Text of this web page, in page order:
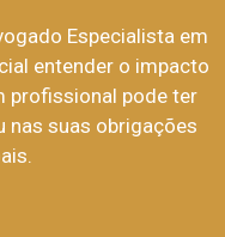
Especialista em
entender o impacto
profissional pode ter
nas suas obrigações